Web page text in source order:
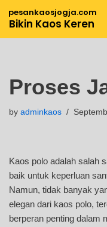
pesankaosjogja.com
Bikin Kaos Keren
Proses
by adminkaos
Kaos polo adalah salah
baik untuk keperluan
Namun, tidak banyak
elegan dari kaos polo,
berperan penting dalam